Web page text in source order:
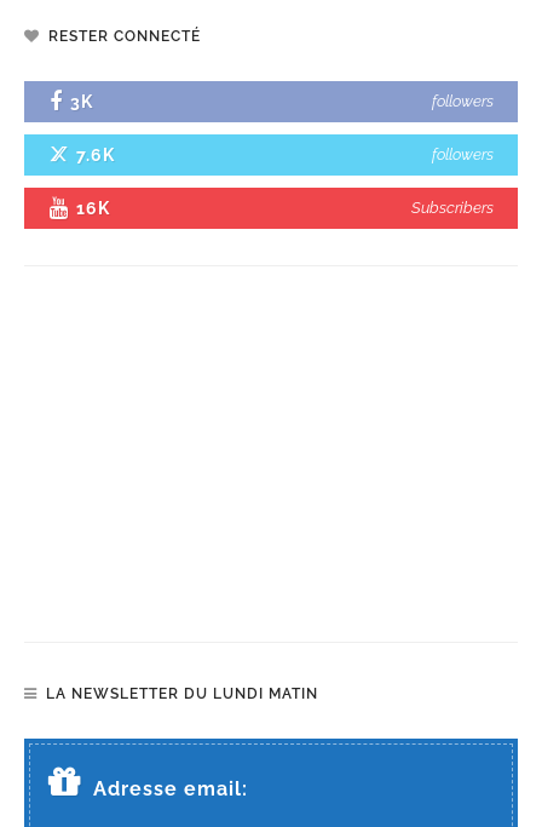
RESTER CONNECTÉ
3K followers
7.6K followers
16K Subscribers
LA NEWSLETTER DU LUNDI MATIN
Adresse email: